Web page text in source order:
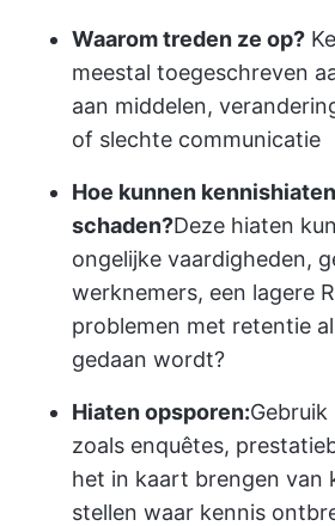
Waarom treden ze op?
meestal toegeschreven
aan middelen,
of slechte communicatie
Hoe kunnen
schaden?Deze hiaten
ongelijke vaardigheden,
werknemers, een lagere
problemen met retentie
gedaan wordt?
Hiaten opsporen:
zoals enquêtes,
het in kaart brengen van
stellen waar kennis